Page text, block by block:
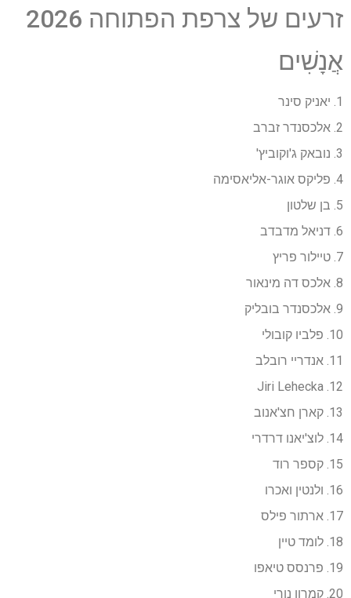
זרעים של צרפת הפתוחה 2026
אֲנָשִׁים
1. יאניק סינר
2. אלכסנדר זברב
3. נובאק ג'וקוביץ'
4. פליקס אוגר-אליאסימה
5. בן שלטון
6. דניאל מדבדב
7. טיילור פריץ
8. אלכס דה מינאור
9. אלכסנדר בובליק
10. פלביו קובולי
11. אנדריי רובלב
12. Jiri Lehecka
13. קארן חצ'אנוב
14. לוצ'יאנו דרדרי
15. קספר רוד
16. ולנטין ואכרו
17. ארתור פילס
18. לומד טיין
19. פרנסס טיאפו
20. קמרון נורי